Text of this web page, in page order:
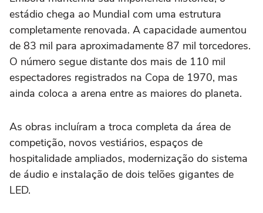
estádio chega ao Mundial com uma estrutura
completamente renovada. A capacidade aumentou
de 83 mil para aproximadamente 87 mil torcedores.
O número segue distante dos mais de 110 mil
espectadores registrados na Copa de 1970, mas
ainda coloca a arena entre as maiores do planeta.
As obras incluíram a troca completa da área de
competição, novos vestiários, espaços de
hospitalidade ampliados, modernização do sistema
de áudio e instalação de dois telões gigantes de
LED.